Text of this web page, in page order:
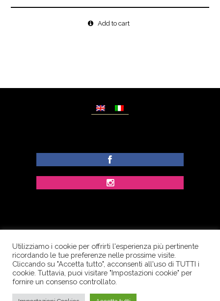
Add to cart
© Copyright Dolcezze di Ferrentino A. - P.IVA
IT02609400656 - Tutti i diritti riservati.
Corso Palatucci, 65 - 84013 Cava de’ Tirreni (SA) -
Italia
Utilizziamo i cookie per offrirti l'esperienza più pertinente
ricordando le tue preferenze nelle prossime visite.
Cliccando su "Accetta tutto", acconsenti all'uso di TUTTI i
cookie. Tuttavia, puoi visitare "Impostazioni cookie" per
fornire un consenso controllato.